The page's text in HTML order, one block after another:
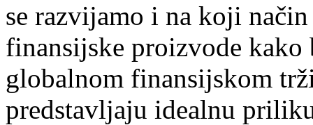
se razvijamo i na koji
finansijske proizvode
globalnom finansijskom
predstavljaju idealnu